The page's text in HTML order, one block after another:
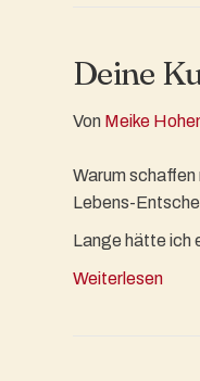
Deine
Von Meike
Warum
Lebens-
Lange hätte ich
Weiterlesen